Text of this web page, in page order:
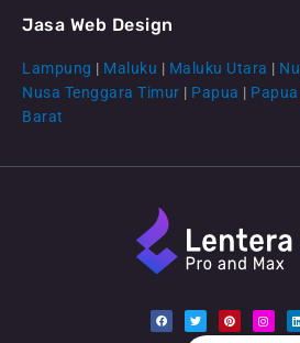
Jasa Web Design
Lampung | Maluku | Maluku Utara |
Nusa Tenggara Timur | Papua |
Barat
F
a
c
T
w
i
P
i
n
I
n
s
i